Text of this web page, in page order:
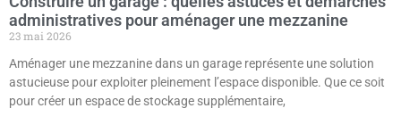
administratives pour aménager une mezzanine
23 mai 2026
Aménager une mezzanine dans un garage représente une solution
astucieuse pour exploiter pleinement l’espace disponible. Que ce soit
pour créer un espace de stockage supplémentaire,